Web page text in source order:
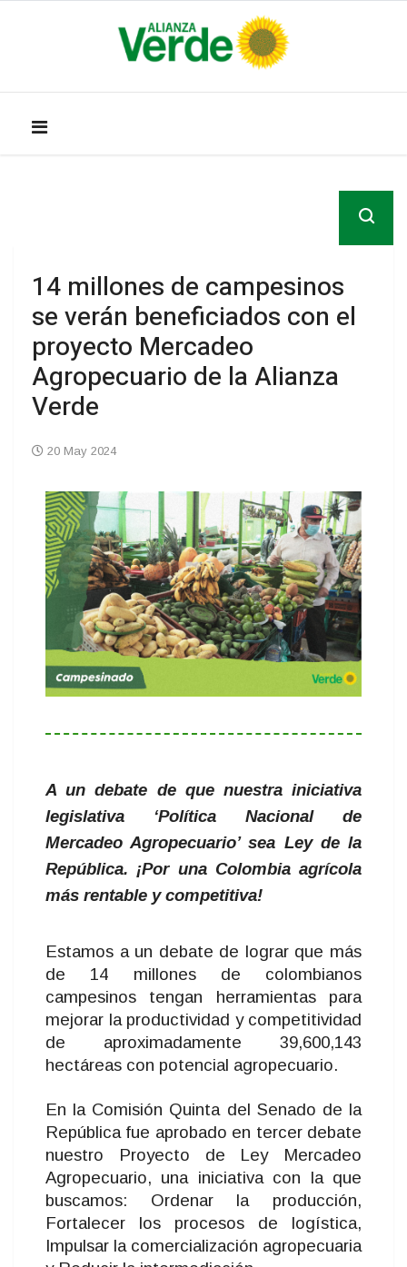
14 millones de campesinos
se verán beneficiados con el
proyecto Mercadeo
Agropecuario de la Alianza
Verde
20 May 2024
A un debate de que nuestra iniciativa
legislativa ‘Política Nacional de
Mercadeo Agropecuario’ sea Ley de la
República. ¡Por una Colombia agrícola
más rentable y competitiva!
Estamos a un debate de lograr que más
de 14 millones de colombianos
campesinos tengan herramientas para
mejorar la productividad y competitividad
de aproximadamente 39,600,143
hectáreas con potencial agropecuario.
En la Comisión Quinta del Senado de la
República fue aprobado en tercer debate
nuestro Proyecto de Ley Mercadeo
Agropecuario, una iniciativa con la que
buscamos: Ordenar la producción,
Fortalecer los procesos de logística,
Impulsar la comercialización agropecuaria